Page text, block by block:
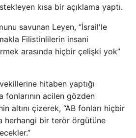
kısa bir açıklama yaptı.
savunan Leyen, “İsrail'le
Filistinlilerin insani
arasında hiçbir çelişki yok”
hitaben yaptığı
fonlarının acilen gözden
altını çizerek, “AB fonları hiçbir
herhangi bir terör örgütüne